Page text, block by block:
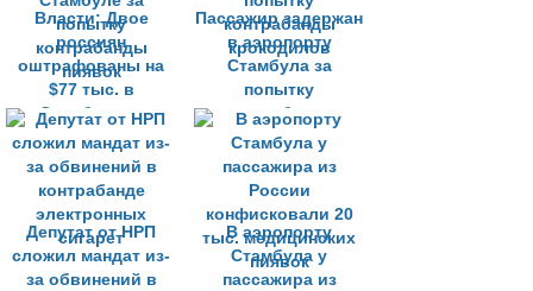
Власти: Двое
россиян
оштрафованы на
$77 тыс. в
Стамбуле за
попытку
контрабанды
пиявок
Пассажир задержан
в аэропорту
Стамбула за
попытку
контрабанды
крокодилов
Депутат от НРП
сложил мандат из-
за обвинений в
В аэропорту
Стамбула у
пассажира из